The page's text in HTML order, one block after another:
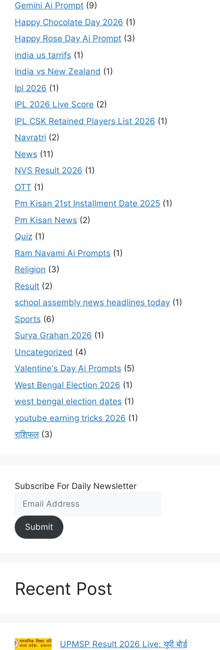
Gemini Ai Prompt (9)
Happy Chocolate Day 2026 (1)
Happy Rose Day Ai Prompt (3)
india us tarrifs (1)
India vs New Zealand (1)
Ipl 2026 (1)
IPL 2026 Live Score (2)
IPL CSK Retained Players List 2026 (1)
Navratri (2)
News (11)
NVS Result 2026 (1)
OTT (1)
Pm Kisan 21st Installment Date 2025 (1)
Pm Kisan News (2)
Quiz (1)
Ram Navami Ai Prompts (1)
Religion (3)
Result (2)
school assembly news headlines today (1)
Sports (6)
Surya Grahan 2026 (1)
Uncategorized (4)
Valentine's Day Ai Prompts (5)
West Bengal Election 2026 (1)
west bengal election dates (1)
youtube earning tricks 2026 (1)
राशिफल(3)
Subscribe For Daily Newsletter
Submit
Recent Post
UPMSP Result 2026 Live: यूपी बोर्ड